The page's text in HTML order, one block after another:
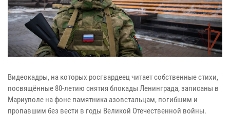
Видеокадры, на которых росгвардеец читает собственные стихи,
посвящённые 80-летию снятия блокады Ленинграда, записаны в
Мариуполе на фоне памятника азовстальцам, погибшим и
пропавшим без вести в годы Великой Отечественной войны.